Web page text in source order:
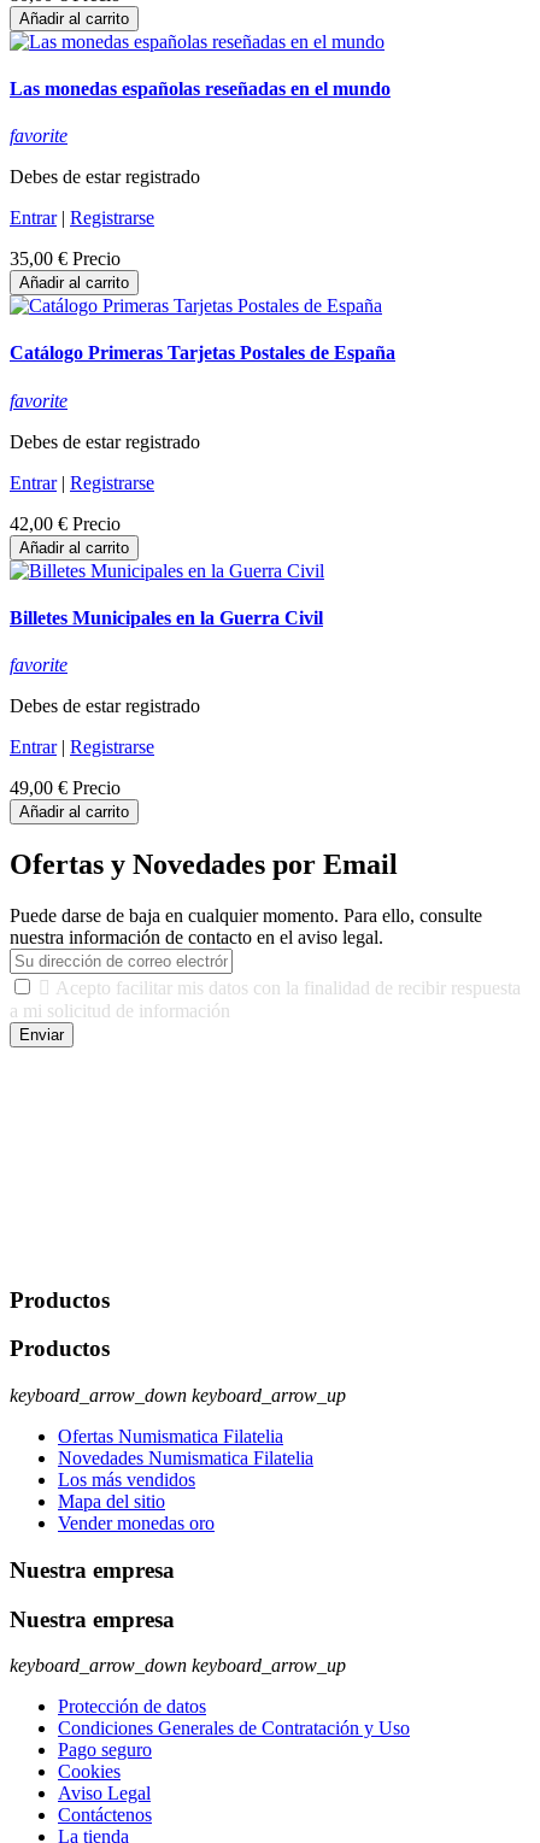
Añadir al carrito
Las monedas españolas reseñadas en el mundo
favorite
Debes de estar registrado
Entrar| Registrarse
35,00 € Precio
Añadir al carrito
Catálogo Primeras Tarjetas Postales de España
favorite
Debes de estar registrado
Entrar| Registrarse
42,00 € Precio
Añadir al carrito
Billetes Municipales en la Guerra Civil
favorite
Debes de estar registrado
Entrar| Registrarse
49,00 € Precio
Añadir al carrito
Ofertas y Novedades por Email
Puede darse de baja en cualquier momento. Para ello, consulte
nuestra información de contacto en el aviso legal.
 Acepto facilitar mis datos con la finalidad de recibir respuesta
a mi solicitud de información
Enviar
Productos
Productos
keyboard_arrow_down keyboard_arrow_up
Ofertas Numismatica Filatelia
Novedades Numismatica Filatelia
Los más vendidos
Mapa del sitio
Vender monedas oro
Nuestra empresa
Nuestra empresa
keyboard_arrow_down keyboard_arrow_up
Protección de datos
Condiciones Generales de Contratación y Uso
Pago seguro
Cookies
Aviso Legal
Contáctenos
La tienda